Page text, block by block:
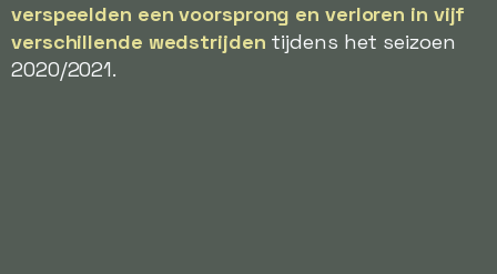
verspeelden een voorsprong en verloren in vijf
verschillende wedstrijden tijdens het seizoen
2020/2021.